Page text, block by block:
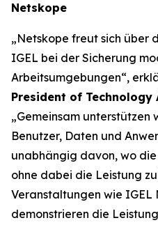
Netskope
„Netskope freut sich über
IGEL bei der Sicherung
Arbeitsumgebungen“,
President of
„Gemeinsam unterstützen
Benutzer, Daten und
unabhängig davon, wo
ohne dabei die Leistung
Veranstaltungen wie
demonstrieren die